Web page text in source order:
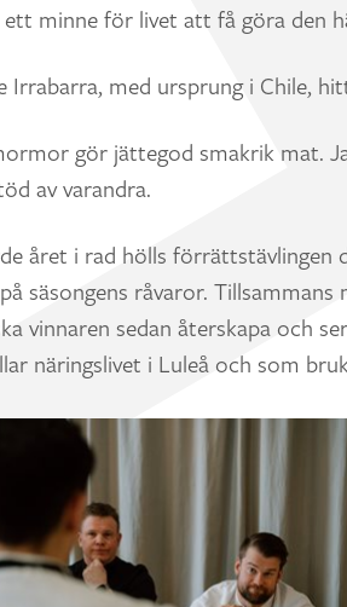
minne för livet att få göra den
Irrabarra, med ursprung i Chile,
gör jättegod smakrik mat.
av varandra.
året i rad hölls förrättstävlingen
säsongens råvaror. Tillsammans
vinnaren sedan återskapa och
näringslivet i Luleå och som